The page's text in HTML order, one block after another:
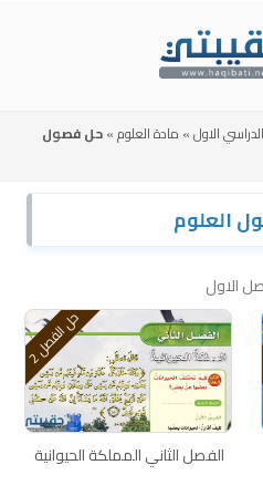
الاول» مادة العلوم»حل فصول
العلوم
الاول
ح
ل
ا
ل
ف
ص
ل
2
الفصل الثاني المملكة الحيوانية